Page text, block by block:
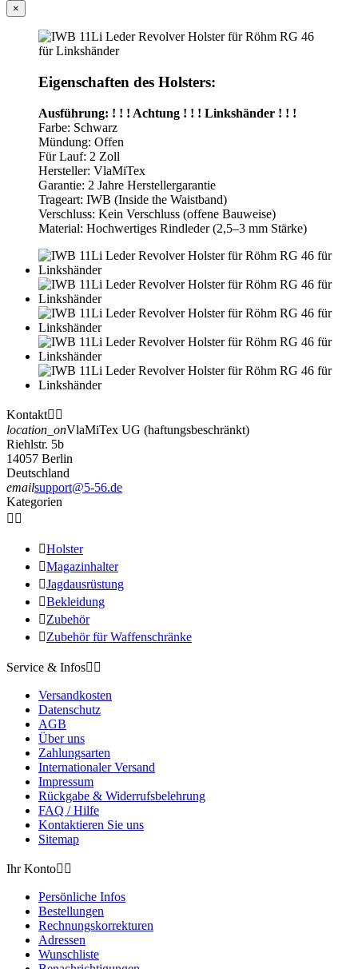
×
Eigenschaften des Holsters:
Ausführung: ! ! ! Achtung ! ! ! Linkshänder ! ! !
Farbe: Schwarz
Mündung: Offen
Für Lauf: 2 Zoll
Hersteller: VlaMiTex
Garantie: 2 Jahre Herstellergarantie
Trageart: IWB (Inside the Waistband)
Verschluss: Kein Verschluss (offene Bauweise)
Material: Hochwertiges Rindleder (2,5–3 mm Stärke)
Kontakt 
location_onVlaMiTex UG (haftungsbeschränkt)
Riehlstr. 5b
14057 Berlin
Deutschland
emailsupport@5-56.de
Kategorien
 
Holster
Magazinhalter
Jagdausrüstung
Bekleidung
Zubehör
Zubehör für Waffenschränke
Service & Infos 
Versandkosten
Datenschutz
AGB
Über uns
Zahlungsarten
Internationaler Versand
Impressum
Rückgabe & Widerrufsbelehrung
FAQ / Hilfe
Kontaktieren Sie uns
Sitemap
Ihr Konto 
Persönliche Infos
Bestellungen
Rechnungskorrekturen
Adressen
Wunschliste